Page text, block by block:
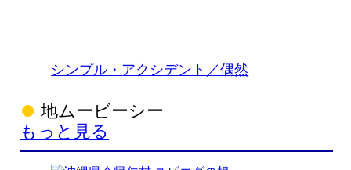
シンプル・アクシデント／偶然
地ムービーシー
もっと見る